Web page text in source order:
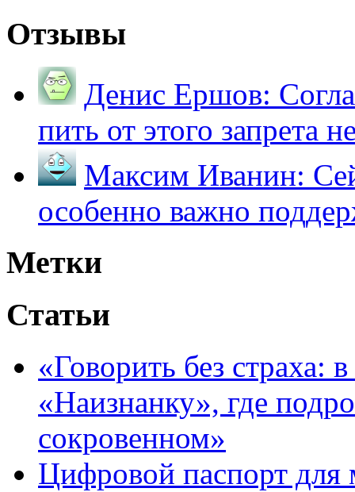
Отзывы
Денис Ершов:
пить от этого запрета
Максим Иванин:
особенно важно
Метки
Статьи
«Говорить без страха:
«Наизнанку», где
сокровенном»
Цифровой паспорт для